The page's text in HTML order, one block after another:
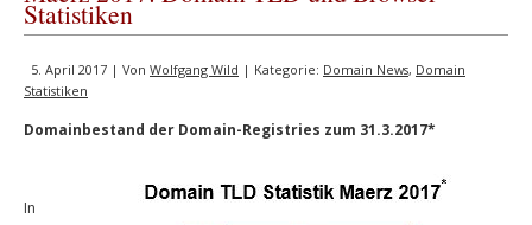
Statistiken
5. April 2017 | Von Wolfgang Wild | Kategorie: Domain News, Domain
Statistiken
Domainbestand der Domain-Registries zum 31.3.2017*
In